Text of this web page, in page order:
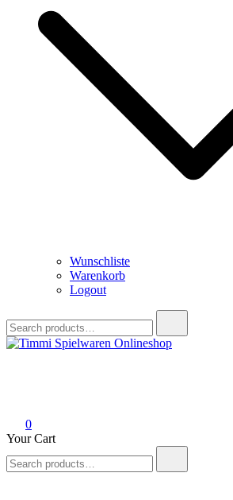
Wunschliste
Warenkorb
Logout
for:
0
Your Cart
for: